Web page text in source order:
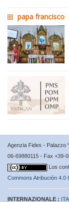
papa francisco
Agenzia Fides - Palazzo
06-69880115 - Fax +39-
Los
Commons Atribución 4.0
INTERNAZIONALE :